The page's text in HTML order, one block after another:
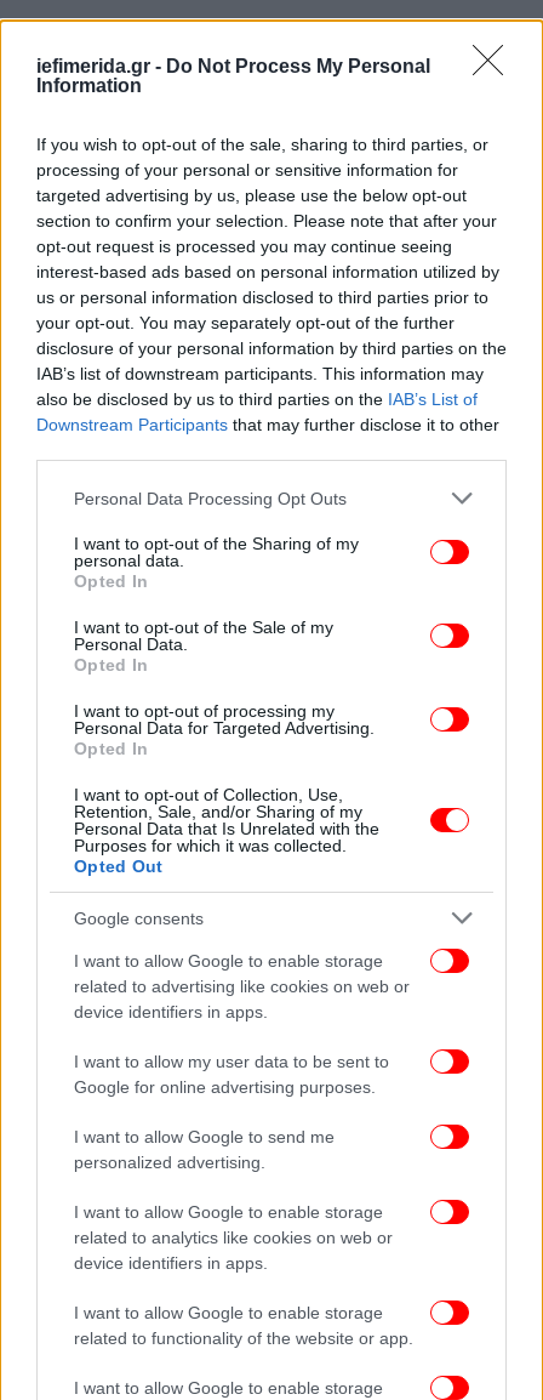
iefimerida.gr - Do Not Process My Personal
Information
If you wish to opt-out of the sale, sharing to third parties, or
processing of your personal or sensitive information for
targeted advertising by us, please use the below opt-out
section to confirm your selection. Please note that after your
opt-out request is processed you may continue seeing
interest-based ads based on personal information utilized by
us or personal information disclosed to third parties prior to
your opt-out. You may separately opt-out of the further
disclosure of your personal information by third parties on the
IAB’s list of downstream participants. This information may
also be disclosed by us to third parties on the IAB’s List of
Downstream Participants that may further disclose it to other
Please note that this website/app uses one or more Google
not limited to your visit or usage behaviour. You may click to
grant or deny consent to Google and its third-party tags to
use your data for below specified purposes in below Google
consent section.
Personal Data Processing Opt Outs
I want to opt-out of the Sharing of my
personal data.
Opted In
I want to opt-out of the Sale of my
Personal Data.
Opted In
I want to opt-out of processing my
Personal Data for Targeted Advertising.
Opted In
I want to opt-out of Collection, Use,
Retention, Sale, and/or Sharing of my
Personal Data that Is Unrelated with the
Purposes for which it was collected.
Opted Out
Google consents
I want to allow Google to enable storage
related to advertising like cookies on web or
device identifiers in apps.
I want to allow my user data to be sent to
Google for online advertising purposes.
I want to allow Google to send me
personalized advertising.
I want to allow Google to enable storage
related to analytics like cookies on web or
device identifiers in apps.
I want to allow Google to enable storage
related to functionality of the website or app.
I want to allow Google to enable storage
πολυδιάστατη στρατηγική της πρώτης κυβέρνησης
συμφωνίες με χώρες όπως η Γαλλία, οι ΗΠΑ και τα
Ηνωμένα Αραβικά Εμιράτα, ενώ εμβάθυνε τις
σχέσεις με το Ισραήλ και το Μπαχρέιν. Όπως
επισήμανε, «διαμορφώσαμε ένα πολύπλοκο
πλαίσιο στρατηγικής, το οποίο ξεπερνά το
τουρκοκεντρικό μοντέλο του παρελθόντος».
«Πρέπει να αποκτήσουμε δυνατότητες anti-drone και
να αναπτύξουμε έναν θόλο άμυνας»
Όσον αφορά τις Ένοπλες Δυνάμεις, ο υπουργός
Άμυνας τόνισε πως «πρέπει να αποκτήσουμε
δυνατότητες anti-drone και να αναπτύξουμε έναν
Ο Νίκος Δένδιας χαρακτήρισε τη δημιουργία ενός
πυραυλικού τείχους στο Αιγαίο ως